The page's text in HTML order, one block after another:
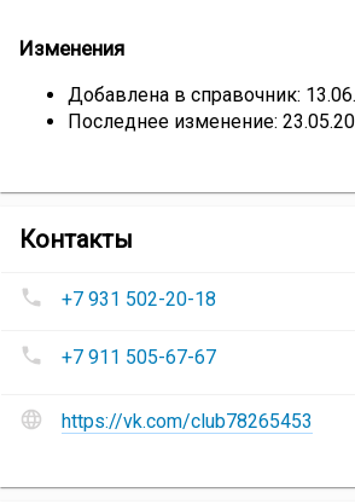
Изменения
Добавлена в справочник:
Последнее изменение:
Контакты
Номера
телефонов
+7 931 502-20-18
+7 911 505-67-67
Сайт
и
сети
https://vk.com/club78265453